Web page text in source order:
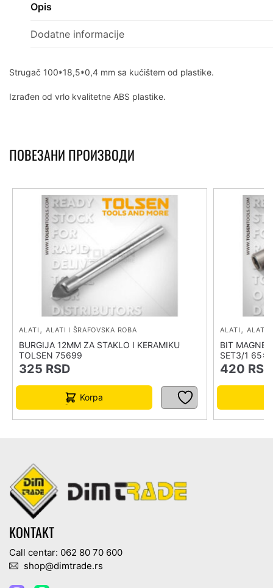
Opis
Dodatne informacije
Strugač 100*18,5*0,4 mm sa kućištem od plastike.
Izrađen od vrlo kvalitetne ABS plastike.
ПОВЕЗАНИ ПРОИЗВОДИ
ALATI , ALATI I ŠRAFOVSKA ROBA
BURGIJA 12MM ZA STAKLO I KERAMIKU
TOLSEN 75699
325 RSD
Korpa
ALATI , ALATI I
BIT
SET3/1
420 RSD
KONTAKT
Call centar: 062 80 70 600
shop@dimtrade.rs